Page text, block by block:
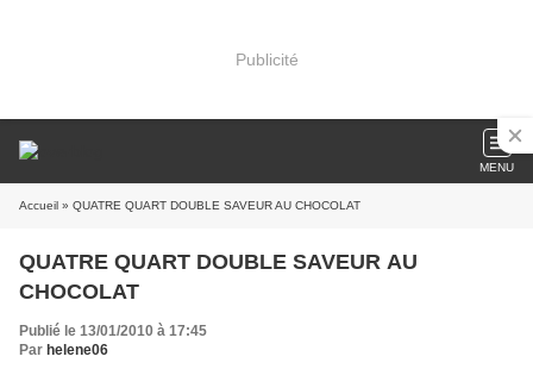
Publicité
MENU
Accueil » QUATRE QUART DOUBLE SAVEUR AU CHOCOLAT
QUATRE QUART DOUBLE SAVEUR AU
CHOCOLAT
Publié le 13/01/2010 à 17:45
Par helene06